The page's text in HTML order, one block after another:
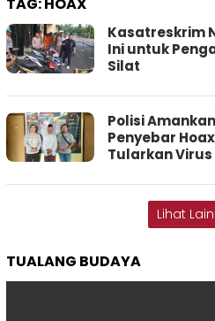
TAG:HOAX
Kasatreskrim
Ini untuk
Silat
Polisi
Penyebar
Tularkan Virus
Lihat
TUALANG BUDAYA